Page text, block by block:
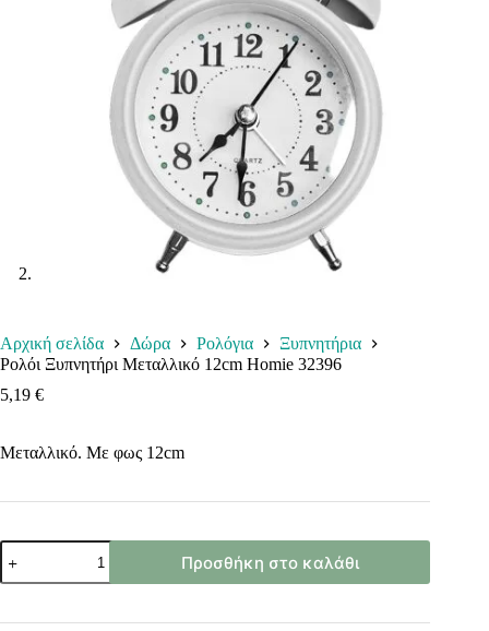
Αρχική σελίδα Δώρα Ρολόγια
Ξυπνητήρια
Ρολόι Ξυπνητήρι Μεταλλικό 12cm Homie 32396
5,19 €
Μεταλλικό. Με φως 12cm
Ρολόι
Ξυπνητήρι
Μεταλλικό
Homie
Προσθήκη στο καλάθι